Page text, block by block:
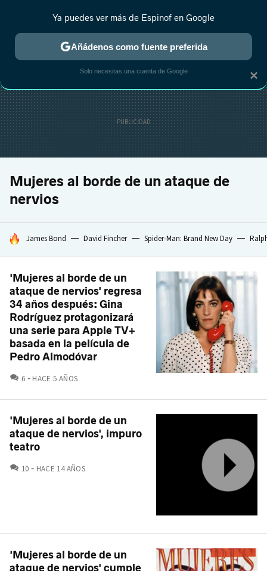
ESTRENOS REALITY ANIME RANKINGS CINE
Mujeres al borde de un ataque de
nervios
HOY SE HABLA DE
James Bond David Fincher Spider-Man: Brand New Day
'Mujeres al borde de un
ataque de nervios' regresa
34 años después: Gina
Rodríguez protagonizará
una serie para Apple TV+
basada en la película de
Pedro Almodóvar
6 COMENTARIOS
HACE 5 AÑOS
'Mujeres al borde de un
ataque de nervios', impuro
teatro
10 COMENTARIOS
HACE 14 AÑOS
'Mujeres al borde de un
ataque de nervios' cumple
×
Ya puedes ver más de Espinof en Google
Añádenos como fuente preferida
Solo necesitas una cuenta de Google